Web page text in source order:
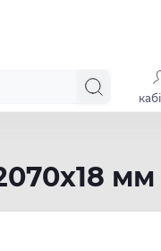
мм